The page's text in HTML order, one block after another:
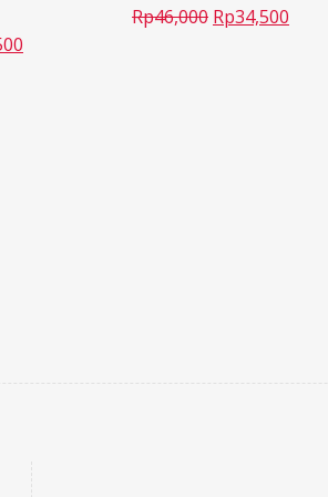
Rp46,000 Rp34,500